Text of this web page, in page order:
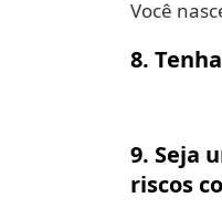
Você
8.
9. Seja
riscos